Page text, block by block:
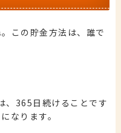
この貯金方法は、誰で
、365日続けることです
なります。